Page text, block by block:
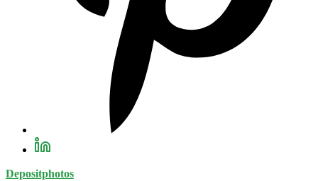
Depositphotos